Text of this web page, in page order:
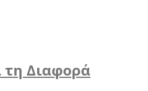
Διαφορά